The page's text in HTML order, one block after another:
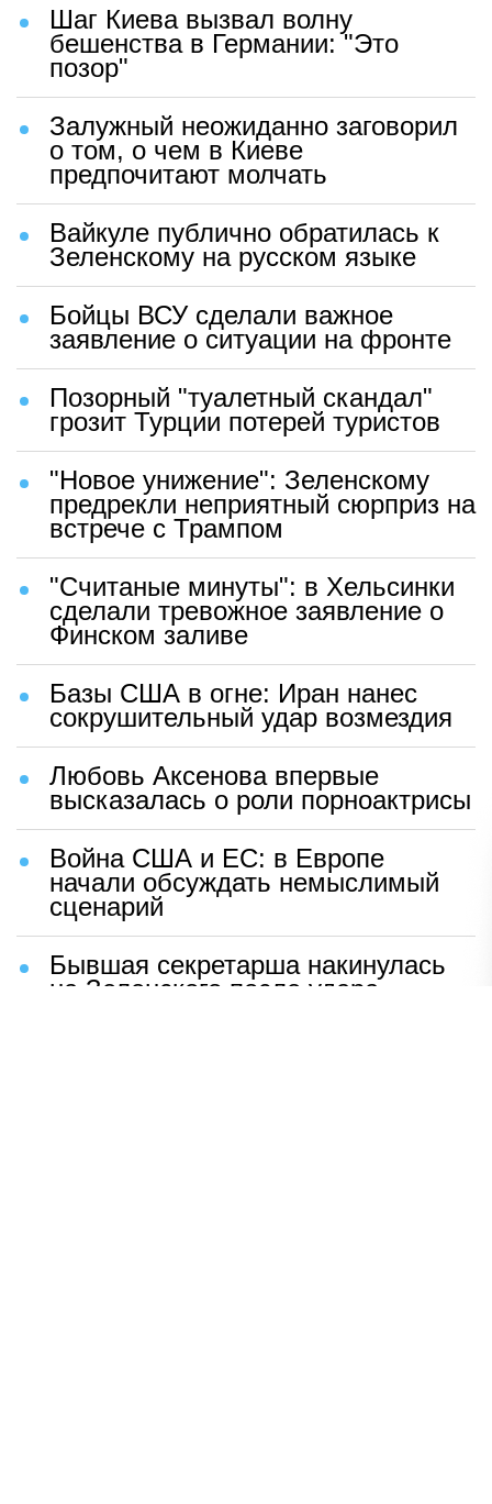
Шаг Киева вызвал волну
бешенства в Германии: "Это
позор"
Залужный неожиданно заговорил
о том, о чем в Киеве
предпочитают молчать
Вайкуле публично обратилась к
Зеленскому на русском языке
Бойцы ВСУ сделали важное
заявление о ситуации на фронте
Позорный "туалетный скандал"
грозит Турции потерей туристов
"Новое унижение": Зеленскому
предрекли неприятный сюрприз на
встрече с Трампом
"Считаные минуты": в Хельсинки
сделали тревожное заявление о
Финском заливе
Базы США в огне: Иран нанес
сокрушительный удар возмездия
Любовь Аксенова впервые
высказалась о роли порноактрисы
Война США и ЕС: в Европе
начали обсуждать немыслимый
сценарий
Бывшая секретарша накинулась
на Зеленского после удара